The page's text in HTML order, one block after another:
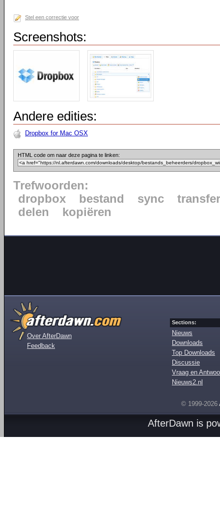
Stel een correctie voor
Screenshots:
Andere edities:
Dropbox for Mac OSX
HTML code om naar deze pagina te linken:
Trefwoorden:
dropbox
bestand sync
transfer
delen
kopiëren
Over AfterDawn
Feedback
Sections:
Nieuws
Downloads
Top Downloads
Discussie
Vraag en
Nieuws2.nl
© 1999-2026
AfterDawn is